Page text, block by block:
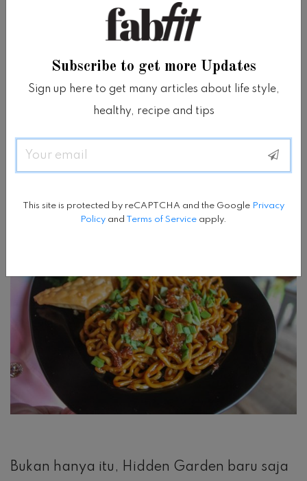
kalian pencinta coffee.
Bukan hanya itu, Hidden Garden baru saja
Subscribe to get more Updates
Sign up here to get many articles about life style,
healthy, recipe and tips
Email
This site is protected by reCAPTCHA and the Google Privacy
Policy and Terms of Service apply.